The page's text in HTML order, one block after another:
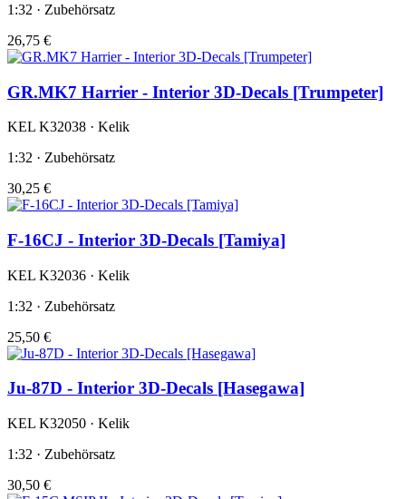
1:32 · Zubehörsatz
26,75 €
GR.MK7 Harrier - Interior 3D-Decals [Trumpeter]
KEL K32038 · Kelik
1:32 · Zubehörsatz
30,25 €
F-16CJ - Interior 3D-Decals [Tamiya]
KEL K32036 · Kelik
1:32 · Zubehörsatz
25,50 €
Ju-87D - Interior 3D-Decals [Hasegawa]
KEL K32050 · Kelik
1:32 · Zubehörsatz
30,50 €